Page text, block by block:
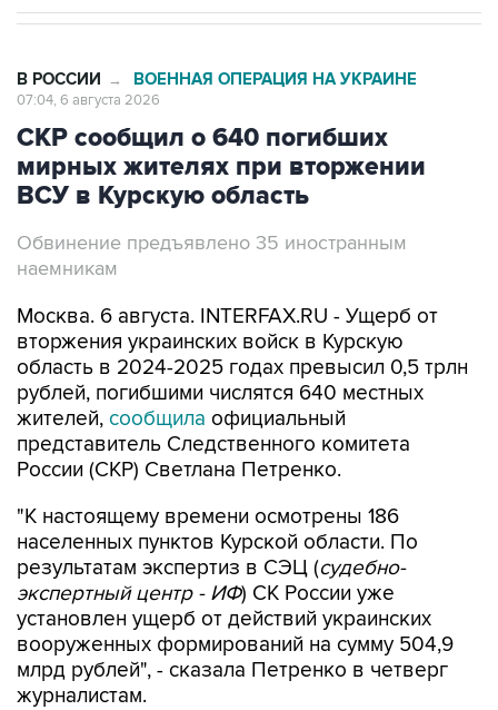
В РОССИИ → ВОЕННАЯ ОПЕРАЦИЯ НА УКРАИНЕ
07:04, 6 августа 2026
СКР сообщил о 640 погибших
мирных жителях при вторжении
ВСУ в Курскую область
Обвинение предъявлено 35 иностранным
наемникам
Москва. 6 августа. INTERFAX.RU - Ущерб от
вторжения украинских войск в Курскую
область в 2024-2025 годах превысил 0,5 трлн
рублей, погибшими числятся 640 местных
жителей, сообщила официальный
представитель Следственного комитета
России (СКР) Светлана Петренко.
"К настоящему времени осмотрены 186
населенных пунктов Курской области. По
результатам экспертиз в СЭЦ (судебно-
экспертный центр - ИФ) СК России уже
установлен ущерб от действий украинских
вооруженных формирований на сумму 504,9
млрд рублей", - сказала Петренко в четверг
журналистам.